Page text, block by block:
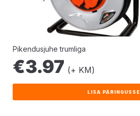
Pikendusjuhe trumliga
€3.97 (+ KM)
LISA PÄRINGUSSE